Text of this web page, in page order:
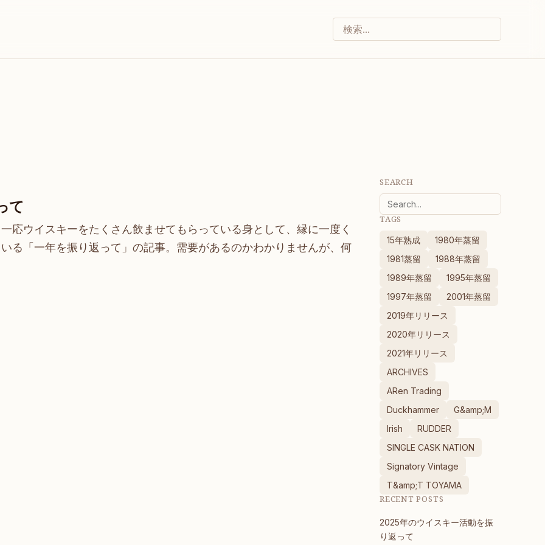
て
応ウイスキーをたくさん飲ませてもらっている身として、縁に一度く
る「一年を振り返って」の記事。需要があるのかわかりませんが、何
SEARCH
TAGS
15年熟成
1980年蒸留
1981蒸留
1988年蒸留
1989年蒸留
1995年蒸留
1997年蒸留
2001年蒸留
2019年リリース
2020年リリース
2021年リリース
ARCHIVES
ARen Trading
Duckhammer
G&amp;M
Irish
RUDDER
SINGLE CASK NATION
Signatory Vintage
T&amp;T TOYAMA
RECENT POSTS
2025年のウイスキー活動を振
り返って